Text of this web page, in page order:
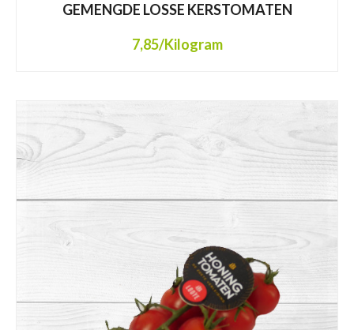
GEMENGDE LOSSE KERSTOMATEN
7,85/Kilogram